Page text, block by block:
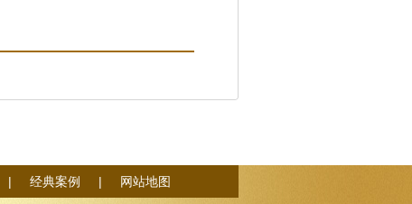
| 经典案例 | 网站地图